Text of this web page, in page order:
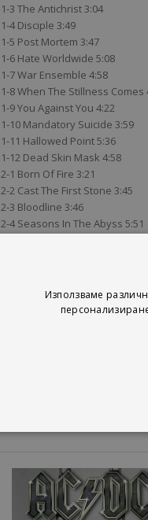
1-3 The Antichrist 3:04
1-4 Disciple 3:49
1-5 Post Mortem 3:47
1-6 Hate Worldwide 5:08
1-7 War Ensemble 4:58
1-8 When The Stillness Comes
1-9 You Against You 4:22
1-10 Mandatory Suicide 3:59
1-11 Hallowed Point 5:36
1-12 Dead Skin Mask 4:58
2-1 Born Of Fire 3:21
2-2 Cast The First Stone 3:45
2-3 Bloodline 3:46
2-4 Seasons In The Abyss 5:51
2-8 Chemical Warfare 5:27
2-9 Angel Of Death 5:5
Използваме